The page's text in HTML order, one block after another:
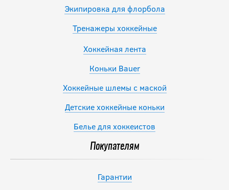
Экипировка для флорбола
Тренажеры хоккейные
Хоккейная лента
Коньки Bauer
Хоккейные шлемы с маской
Детские хоккейные коньки
Белье для хоккеистов
Покупателям
Гарантии